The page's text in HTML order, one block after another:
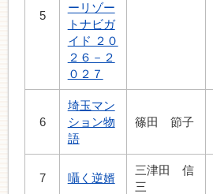
5
ーリゾー
トナビガ
イド ２０
２６－２
０２７
6
埼玉マン
ション物
語
篠田 節子
7 囁く逆婿
三津田 信
三